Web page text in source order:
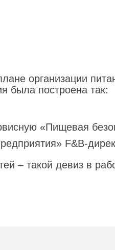
организации
была построена так:
«Пищевая
F&B-
– такой девиз в